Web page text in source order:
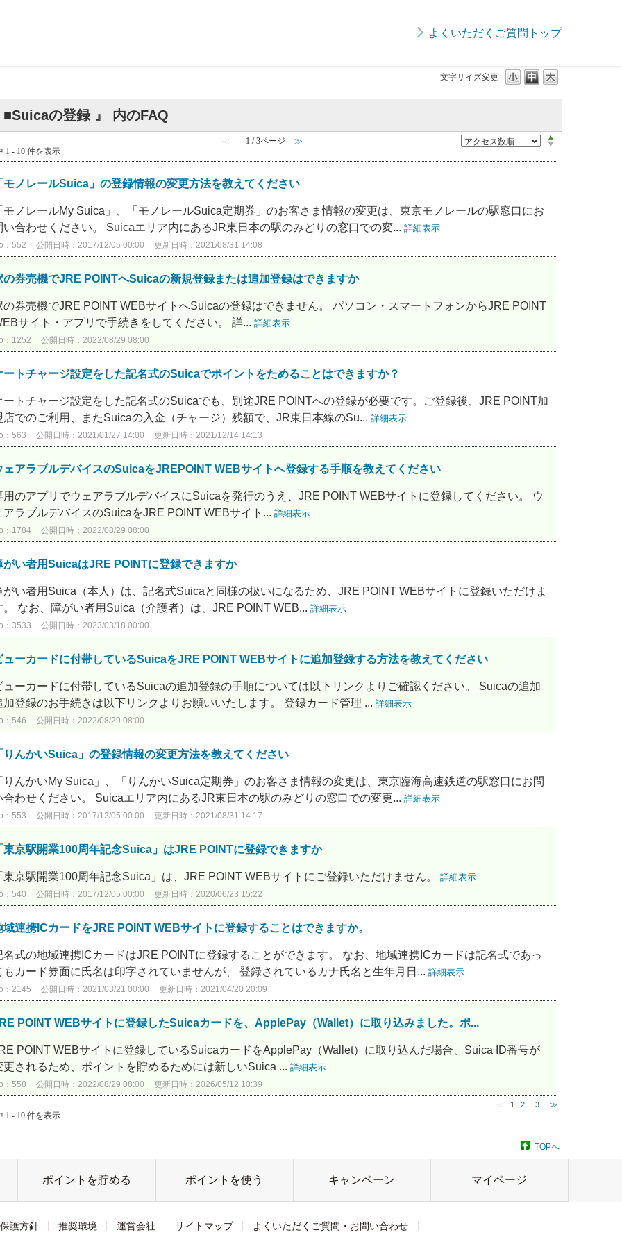
よくいただくご質問トップ
文字サイズ変更
■Suicaの登録 』 内のFAQ
1 - 10 件を表示
≪ 1 / 3ページ ≫
モノレールSuica」の登録情報の変更方法を教えてください
モノレールMy Suica」、「モノレールSuica定期券」のお客さま情報の変更は、東京モノレールの駅窓口にお
い合わせください。 Suicaエリア内にあるJR東日本の駅のみどりの窓口での変... 詳細表示
：552 公開日時：2017/12/05 00:00 更新日時：2021/08/31 14:08
の券売機でJRE POINTへSuicaの新規登録または追加登録はできますか
の券売機でJRE POINT WEBサイトへSuicaの登録はできません。 パソコン・スマートフォンからJRE POINT
サイト・アプリで手続きをしてください。 詳... 詳細表示
：1252 公開日時：2022/08/29 08:00
ートチャージ設定をした記名式のSuicaでポイントをためることはできますか？
ートチャージ設定をした記名式のSuicaでも、別途JRE POINTへの登録が必要です。ご登録後、JRE POINT加
店でのご利用、またSuicaの入金（チャージ）残額で、JR東日本線のSu... 詳細表示
：563 公開日時：2021/01/27 14:00 更新日時：2021/12/14 14:13
ェアラブルデバイスのSuicaをJREPOINT WEBサイトへ登録する手順を教えてください
用のアプリでウェアラブルデバイスにSuicaを発行のうえ、JRE POINT WEBサイトに登録してください。 ウ
アラブルデバイスのSuicaをJRE POINT WEBサイト... 詳細表示
：1784 公開日時：2022/08/29 08:00
がい者用SuicaはJRE POINTに登録できますか
がい者用Suica（本人）は、記名式Suicaと同様の扱いになるため、JRE POINT WEBサイトに登録いただけま
。 なお、障がい者用Suica（介護者）は、JRE POINT WEB... 詳細表示
：3533 公開日時：2023/03/18 00:00
ューカードに付帯しているSuicaをJRE POINT WEBサイトに追加登録する方法を教えてください
ューカードに付帯しているSuicaの追加登録の手順については以下リンクよりご確認ください。 Suicaの追加
加登録のお手続きは以下リンクよりお願いいたします。 登録カード管理 ... 詳細表示
：546 公開日時：2022/08/29 08:00
りんかいSuica」の登録情報の変更方法を教えてください
りんかいMy Suica」、「りんかいSuica定期券」のお客さま情報の変更は、東京臨海高速鉄道の駅窓口にお問
合わせください。 Suicaエリア内にあるJR東日本の駅のみどりの窓口での変更... 詳細表示
：553 公開日時：2017/12/05 00:00 更新日時：2021/08/31 14:17
東京駅開業100周年記念Suica」はJRE POINTに登録できますか
東京駅開業100周年記念Suica」は、JRE POINT WEBサイトにご登録いただけません。 詳細表示
：540 公開日時：2017/12/05 00:00 更新日時：2020/06/23 15:22
域連携ICカードをJRE POINT WEBサイトに登録することはできますか。
名式の地域連携ICカードはJRE POINTに登録することができます。 なお、地域連携ICカードは記名式であっ
もカード券面に氏名は印字されていませんが、 登録されているカナ氏名と生年月日... 詳細表示
：2145 公開日時：2021/03/21 00:00 更新日時：2021/04/20 20:09
POINT WEBサイトに登録したSuicaカードを、ApplePay（Wallet）に取り込みました。ポ...
POINT WEBサイトに登録しているSuicaカードをApplePay（Wallet）に取り込んだ場合、Suica ID番号が
更されるため、ポイントを貯めるためには新しいSuica ... 詳細表示
：558 公開日時：2022/08/29 08:00 更新日時：2026/05/12 10:39
1 - 10 件を表示
1 2 3 ≫
TOPへ
ポイントを貯める ポイントを使う キャンペーン マイページ
護方針 推奨環境 運営会社 サイトマップ よくいただくご質問・お問い合わせ